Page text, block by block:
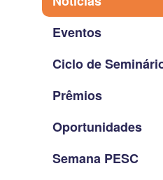
Eventos
Ciclo de
Prêmios
Oportunidades
Semana PESC